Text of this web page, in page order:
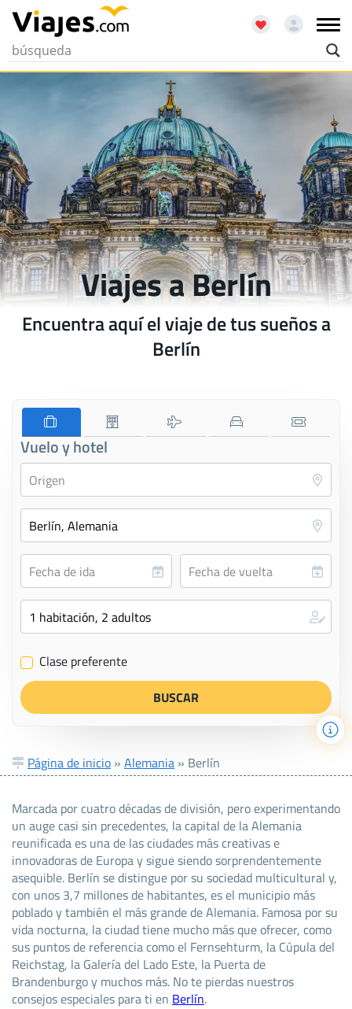
Viajes a Berlín
Encuentra aquí el viaje de tus sueños a
Berlín
Vuelo y hotel
✔ Clase preferente
Página de inicio » Alemania » Berlín
Marcada por cuatro décadas de división, pero experimentando
un auge casi sin precedentes, la capital de la Alemania
reunificada es una de las ciudades más creativas e
innovadoras de Europa y sigue siendo sorprendentemente
asequible. Berlín se distingue por su sociedad multicultural y,
con unos 3,7 millones de habitantes, es el municipio más
poblado y también el más grande de Alemania. Famosa por su
vida nocturna, la ciudad tiene mucho más que ofrecer, como
sus puntos de referencia como el Fernsehturm, la Cúpula del
Reichstag, la Galería del Lado Este, la Puerta de
Brandenburgo y muchos más. No te pierdas nuestros
consejos especiales para ti en Berlín.